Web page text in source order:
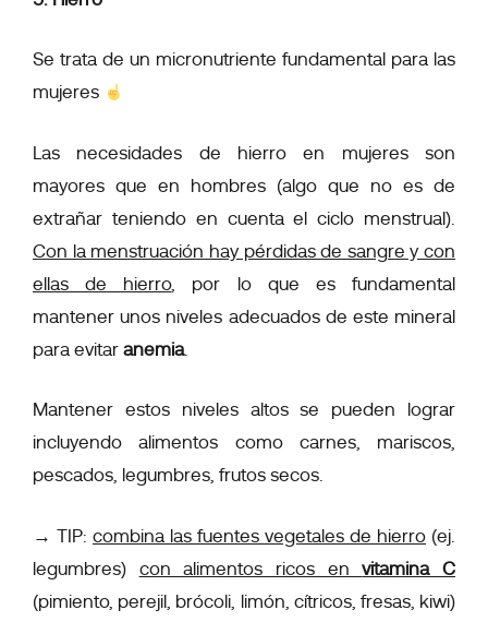
Se trata de un micronutriente fundamental para las
mujeres
Las necesidades de hierro en mujeres son
mayores que en hombres (algo que no es de
extrañar teniendo en cuenta el ciclo menstrual).
Con la menstruación hay pérdidas de sangre y con
ellas de hierro, por lo que es fundamental
mantener unos niveles adecuados de este mineral
para evitar anemia.
Mantener estos niveles altos se pueden lograr
incluyendo alimentos como carnes, mariscos,
pescados, legumbres, frutos secos.
→ TIP: combina las fuentes vegetales de hierro (ej.
legumbres) con alimentos ricos envitamina C
(pimiento, perejil, brócoli, limón, cítricos, fresas, kiwi)